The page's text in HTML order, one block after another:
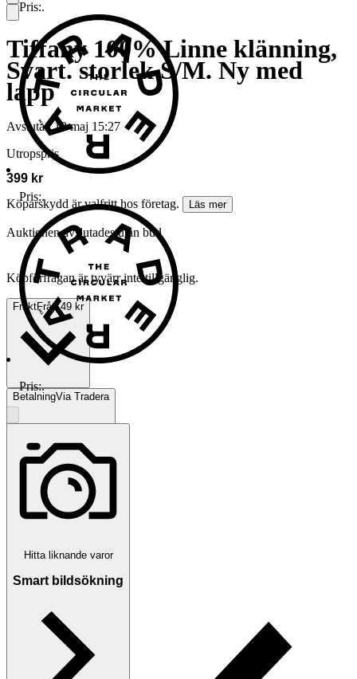
Tiffany 100% Linne klänning,
Svart. storlek S/M. Ny med
lapp
Avslutad 12 maj 15:27
Utropspris
399 kr
Köparskydd är valfritt hos företag.
Läs mer
Auktionen avslutades utan bud
Köpförfrågan är tyvärr inte tillgänglig.
FraktFrån 49 kr
BetalningVia Tradera
Välj till köparskydd
Pris:.
Pris:.
Pris:.
Hitta liknande varor
Smart bildsökning